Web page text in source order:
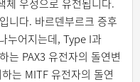
체 우성으로 유전됩니다.
니다. 바르덴부르크 증후
누어지는데, Type I과
는 PAX3 유전자의 돌연변
는 MITF 유전자의 돌연